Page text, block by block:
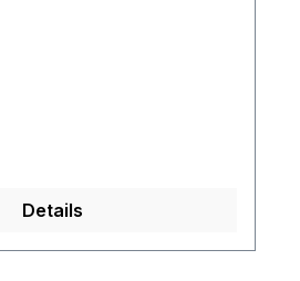
Details